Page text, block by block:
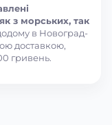
з морських, так
в Новоград-
доставкою,
гривень.